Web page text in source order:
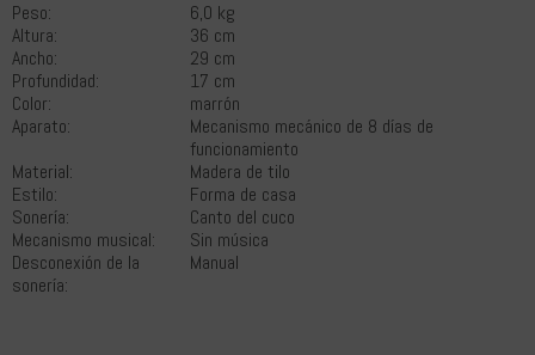
Peso:
6,0 kg
Altura:
36 cm
Ancho:
29 cm
Profundidad:
17 cm
Color:
marrón
Aparato:
Mecanismo mecánico de 8 días de
funcionamiento
Material:
Madera de tilo
Estilo:
Forma de casa
Sonería:
Canto del cuco
Mecanismo musical:
Sin música
Desconexión de la
sonería:
Manual